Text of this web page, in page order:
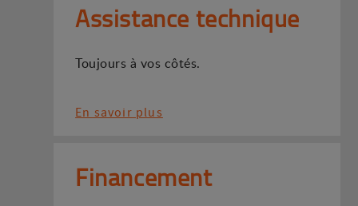
Assistance technique
Toujours à vos côtés.
En savoir plus
Financement